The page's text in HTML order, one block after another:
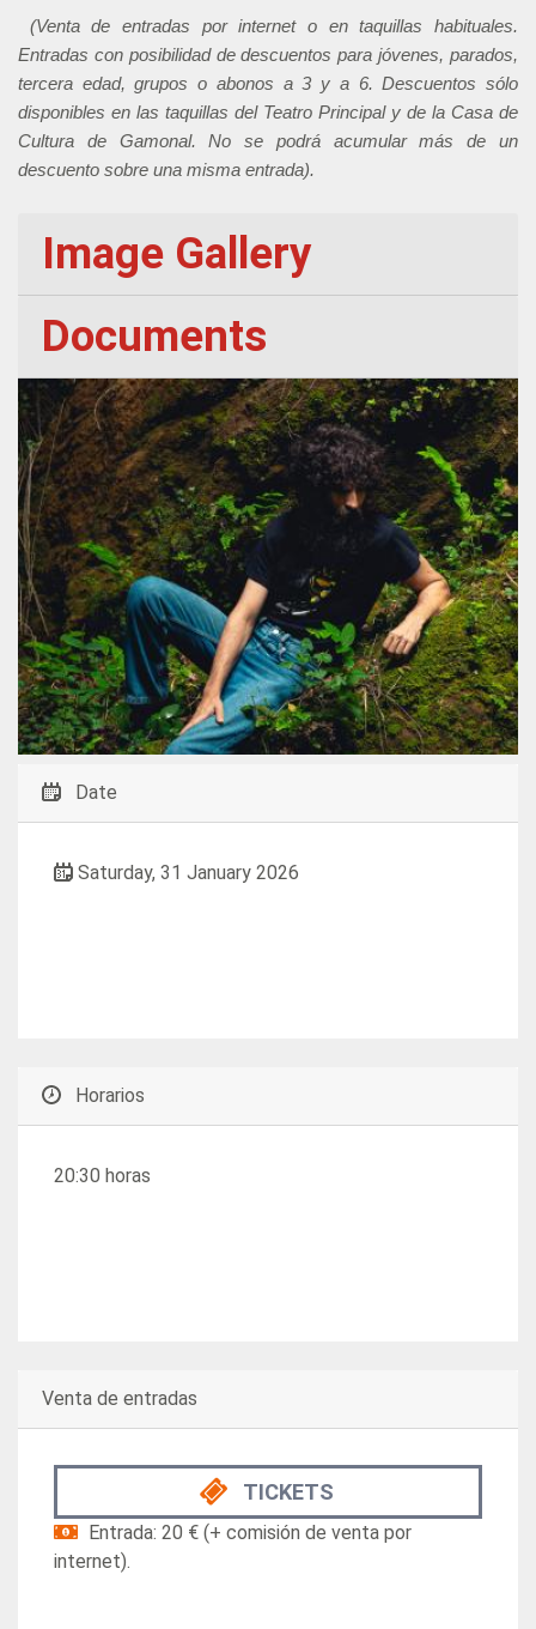
(Venta de entradas por internet o en taquillas habituales.
Entradas con posibilidad de descuentos para jóvenes, parados,
tercera edad, grupos o abonos a 3 y a 6. Descuentos sólo
disponibles en las taquillas del Teatro Principal y de la Casa de
Cultura de Gamonal. No se podrá acumular más de un
descuento sobre una misma entrada).
Image Gallery
Documents
Date
Saturday, 31 January 2026
Horarios
20:30 horas
Venta de entradas
TICKETS
Entrada: 20 € (+ comisión de venta por
internet).